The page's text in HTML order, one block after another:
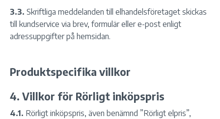
3.3. Skriftliga meddelanden till elhandelsföretaget skickas
till kundservice via brev, formulär eller e-post enligt
adressuppgifter på hemsidan.
Produktspecifika villkor
4. Villkor för Rörligt inköpspris
4.1. Rörligt inköpspris, även benämnd ”Rörligt elpris”,